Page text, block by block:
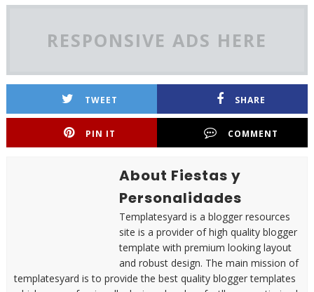
RESPONSIVE ADS HERE
TWEET SHARE
PIN IT COMMENT
About Fiestas y
Personalidades
Templatesyard is a blogger resources
site is a provider of high quality blogger
template with premium looking layout
and robust design. The main mission of
templatesyard is to provide the best quality blogger templates